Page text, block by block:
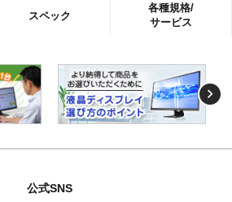
スペック
各種規格/
サービス
公式SNS